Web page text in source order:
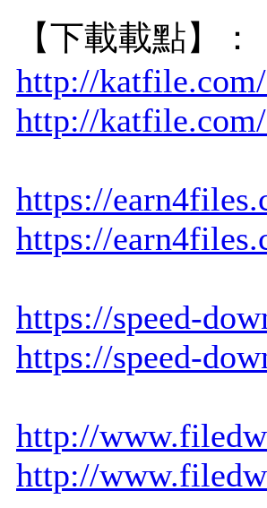
【下載載點】：
http://
http://
https://
https://
https://speed-
https://speed-
http://
http://